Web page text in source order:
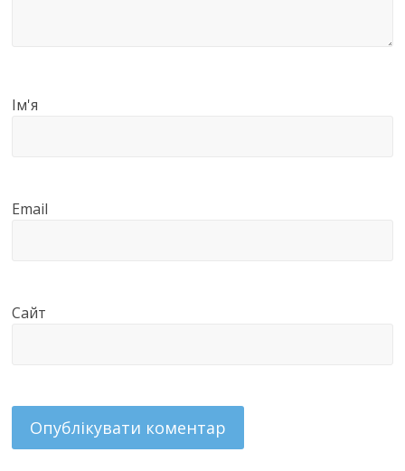
Ім'я
Email
Сайт